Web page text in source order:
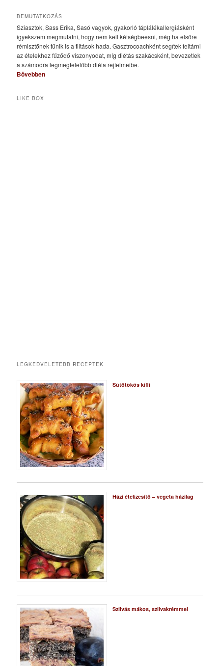
BEMUTATKOZÁS
Sziasztok, Sass Erika, Sasó vagyok, gyakorló táplálékallergiásként
igyekszem megmutatni, hogy nem kell kétségbeesni, még ha elsőre
rémisztőnek tűnik is a tiltások hada. Gasztrocoachként segítek feltárni
az ételekhez fűződő viszonyodat, míg diétás szakácsként, bevezetlek
a számodra legmegfelelőbb diéta rejtelmeibe.
Bővebben
LIKE BOX
LEGKEDVELETEBB RECEPTEK
Sütőtökös kifli
Házi ételízesítő – vegeta házilag
Szilvás mákos, szilvakrémmel